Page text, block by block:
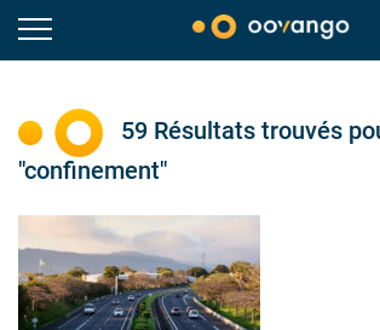
59 Résultats trouvés
"confinement"